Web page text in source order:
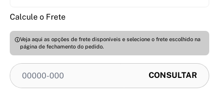
Calcule o Frete
Veja aqui as opções de frete disponíveis e selecione o frete escolhido na
página de fechamento do pedido.